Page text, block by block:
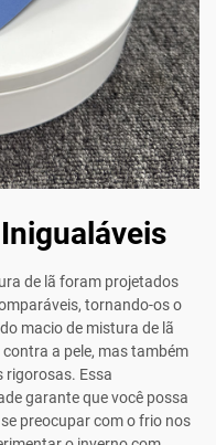
de lã foram projetados
tornando-os o
macio de mistura de lã
a pele, mas também
rigorosas. Essa
garante que você possa
preocupar com o frio nos